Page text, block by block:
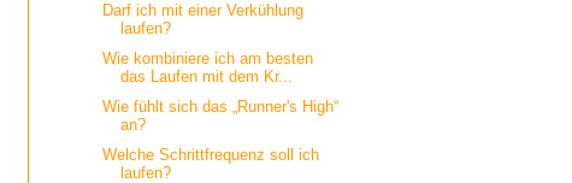
Darf ich mit einer Verkühlung
laufen?
Wie kombiniere ich am besten
das Laufen mit dem Kr...
Wie fühlt sich das „Runner's High“
an?
Welche Schrittfrequenz soll ich
laufen?